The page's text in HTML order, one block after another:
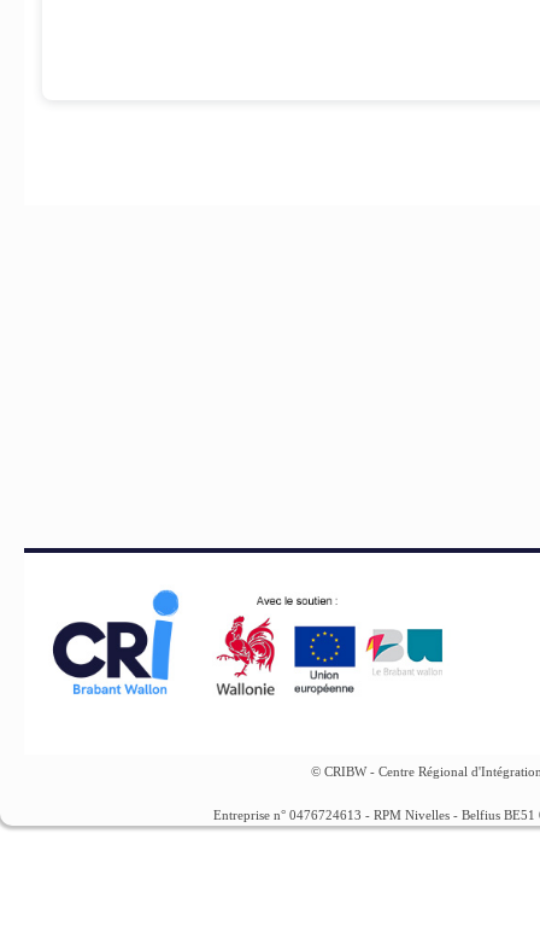
© CRIBW - Centre Régional
Entreprise n° 0476724613 - RPM Nivelles - Belfius